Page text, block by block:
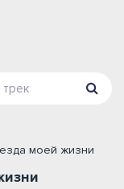
моей жизни